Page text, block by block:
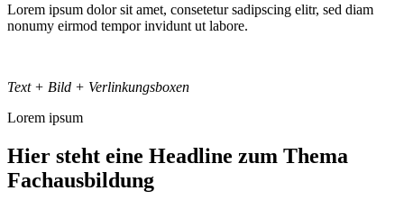
Lorem ipsum dolor sit amet, consetetur sadipscing elitr, sed diam
nonumy eirmod tempor invidunt ut labore.
Text + Bild + Verlinkungsboxen
Lorem ipsum
Hier steht eine Headline zum Thema
Fachausbildung